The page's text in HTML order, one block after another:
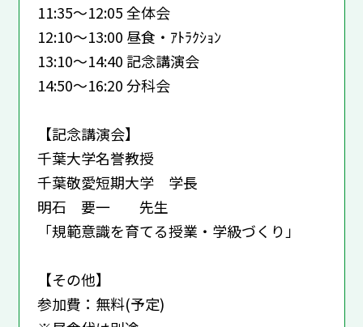
11:35～12:05 全体会
12:10～13:00 昼食・ｱﾄﾗｸｼｮﾝ
13:10～14:40 記念講演会
14:50～16:20 分科会
【記念講演会】
千葉大学名誉教授
千葉敬愛短期大学 学長
明石 要一 先生
「規範意識を育てる授業・学級づくり」
【その他】
参加費：無料(予定)